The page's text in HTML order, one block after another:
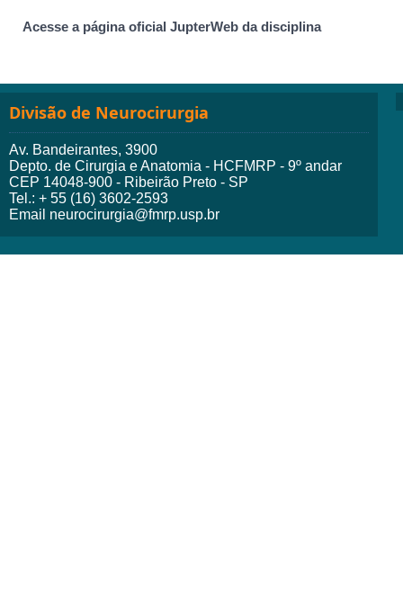
Acesse a página oficial JupterWeb da disciplina
Divisão de Neurocirurgia
Av. Bandeirantes, 3900
Depto. de Cirurgia e Anatomia - HCFMRP - 9º andar
CEP 14048-900 - Ribeirão Preto - SP
Tel.: + 55 (16) 3602-2593
Email neurocirurgia@fmrp.usp.br